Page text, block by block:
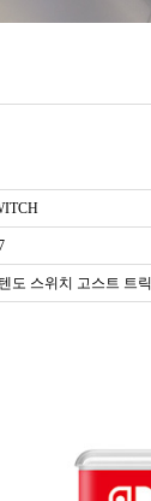
도 스위치 고스트 트릭